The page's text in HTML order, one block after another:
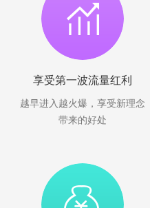
享受第一波流量红利
越早进入越火爆，享受新理念
带来的好处